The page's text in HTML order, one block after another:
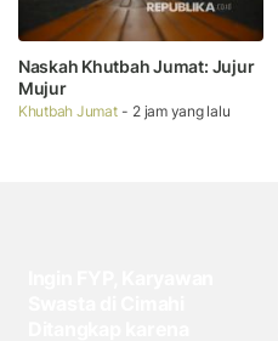
Naskah Khutbah Jumat: Jujur
Mujur
Khutbah Jumat - 2 jam yang lalu